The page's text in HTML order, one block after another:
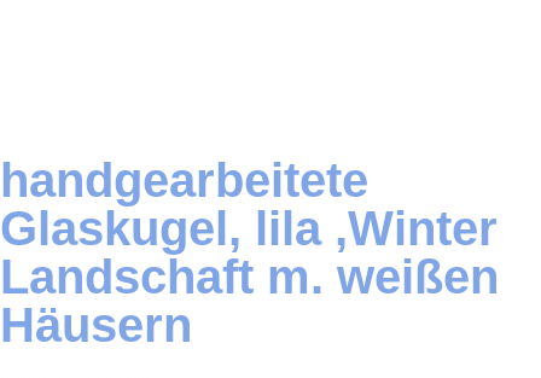
handgearbeitete
Glaskugel, lila ,Winter
Landschaft m. weißen
Häusern